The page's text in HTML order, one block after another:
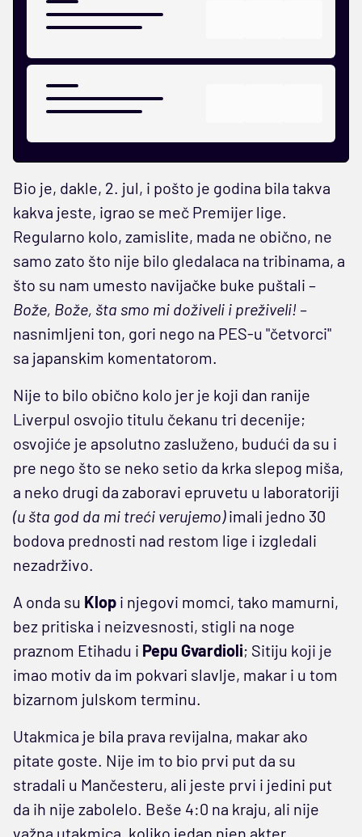
Bio je, dakle, 2. jul, i pošto je godina bila takva
kakva jeste, igrao se meč Premijer lige.
Regularno kolo, zamislite, mada ne obično, ne
samo zato što nije bilo gledalaca na tribinama, a
što su nam umesto navijačke buke puštali –
Bože, Bože, šta smo mi doživeli i preživeli! –
nasnimljeni ton, gori nego na PES-u "četvorci"
sa japanskim komentatorom.
Nije to bilo obično kolo jer je koji dan ranije
Liverpul osvojio titulu čekanu tri decenije;
osvojiće je apsolutno zasluženo, budući da su i
pre nego što se neko setio da krka slepog miša,
a neko drugi da zaboravi epruvetu u laboratoriji
(u šta god da mi treći verujemo)imali jedno 30
bodova prednosti nad restom lige i izgledali
nezadrživo.
A onda su Klop i njegovi momci, tako mamurni,
bez pritiska i neizvesnosti, stigli na noge
praznom Etihadu i Pepu Gvardioli; Sitiju koji je
imao motiv da im pokvari slavlje, makar i u tom
bizarnom julskom terminu.
Utakmica je bila prava revijalna, makar ako
pitate goste. Nije im to bio prvi put da su
stradali u Mančesteru, ali jeste prvi i jedini put
da ih nije zabolelo. Beše 4:0 na kraju, ali nije
važna utakmica, koliko jedan njen akter.